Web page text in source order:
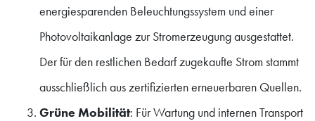
energiesparenden Beleuchtungssystem und einer
Photovoltaikanlage zur Stromerzeugung ausgestattet.
Der für den restlichen Bedarf zugekaufte Strom stammt
ausschließlich aus zertifizierten erneuerbaren Quellen.
Grüne Mobilität: Für Wartung und internen Transport